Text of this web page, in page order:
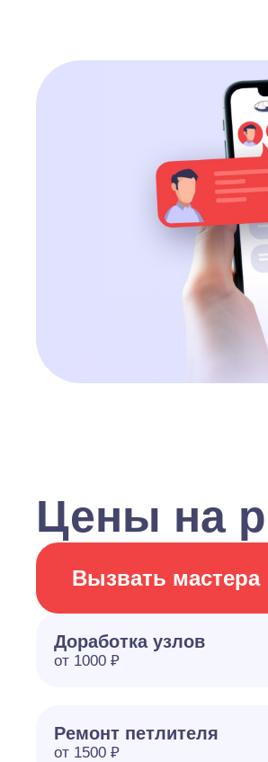
Цены на
Вызвать мастера
Доработка узлов
от 1000 ₽
Ремонт петлителя
от 1500 ₽